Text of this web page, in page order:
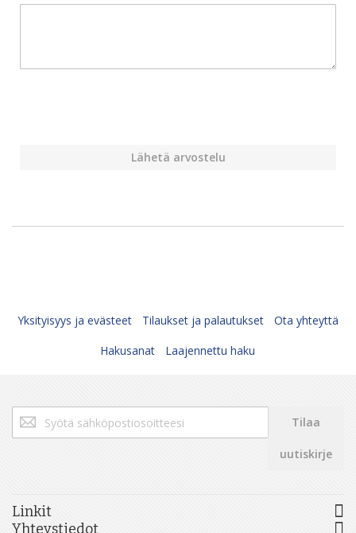
Lähetä arvostelu
Yksityisyys ja evästeet Tilaukset ja palautukset
Ota yhteyttä
Hakusanat
Laajennettu haku
Tilaa
uutiskirjeemme:
Tilaa
uutiskirje
Linkit
Yhteystiedot